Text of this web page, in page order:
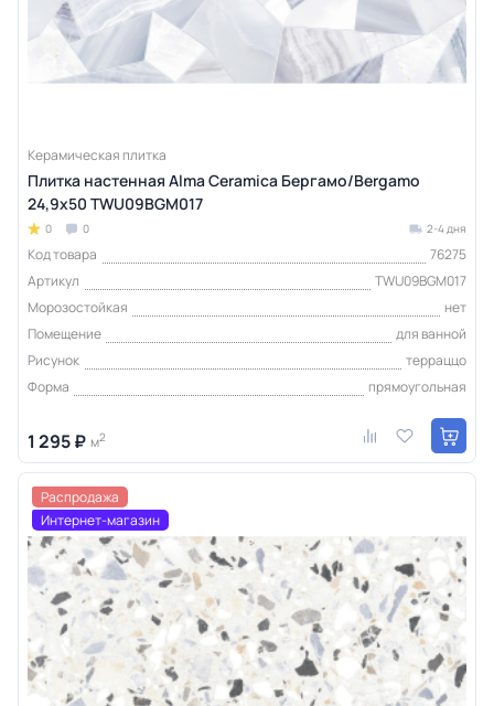
Керамическая плитка
Плитка настенная Alma Ceramica Бергамо/Bergamo
24,9х50 TWU09BGM017
0 0 2-4 дня
Код товара
76275
Артикул
TWU09BGM017
Морозостойкая
нет
Помещение
для ванной
Рисунок
терраццо
Форма
прямоугольная
1 295 ₽ м2
Распродажа
Интернет-магазин